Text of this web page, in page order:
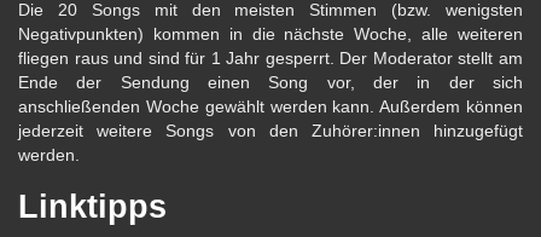
Die 20 Songs mit den meisten Stimmen (bzw. wenigsten
Negativpunkten) kommen in die nächste Woche, alle weiteren
fliegen raus und sind für 1 Jahr gesperrt. Der Moderator stellt am
Ende der Sendung einen Song vor, der in der sich
anschließenden Woche gewählt werden kann. Außerdem können
jederzeit weitere Songs von den Zuhörer:innen hinzugefügt
werden.
Linktipps